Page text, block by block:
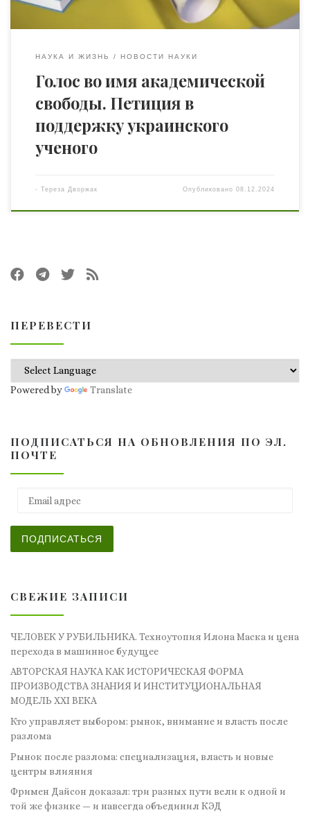
НАУКА И ЖИЗНЬ НОВОСТИ НАУКИ
Голос во имя академической
свободы. Петиция в
поддержку украинского
ученого
- Тереза Дворжак Опубликовано08.12.2024
ПЕРЕВЕСТИ
Powered by Translate
ПОДПИСАТЬСЯ НА ОБНОВЛЕНИЯ ПО ЭЛ.
ПОЧТЕ
ПОДПИСАТЬСЯ
СВЕЖИЕ ЗАПИСИ
ЧЕЛОВЕК У РУБИЛЬНИКА. Техноутопия Илона Маска и цена
перехода в машинное будущее
АВТОРСКАЯ НАУКА КАК ИСТОРИЧЕСКАЯ ФОРМА
ПРОИЗВОДСТВА ЗНАНИЯ И ИНСТИТУЦИОНАЛЬНАЯ
МОДЕЛЬ XXI ВЕКА
Кто управляет выбором: рынок, внимание и власть после
разлома
Рынок после разлома: специализация, власть и новые
центры влияния
Фримен Дайсон доказал: три разных пути вели к одной и
той же физике — и навсегда объединил КЭД